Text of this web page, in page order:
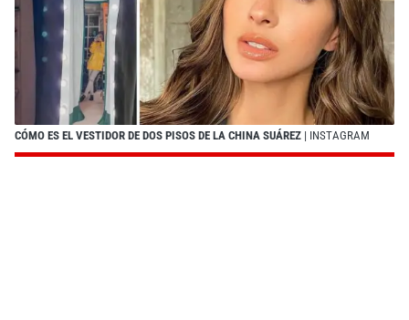
CÓMO ES EL VESTIDOR DE DOS PISOS DE LA CHINA SUÁREZ | INSTAGRAM